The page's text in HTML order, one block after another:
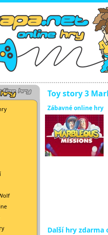
Toy story 3
Zábavné online hry
Další hry zdarma